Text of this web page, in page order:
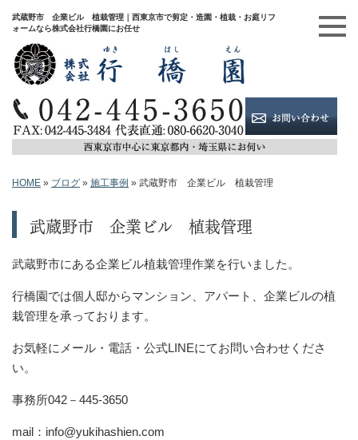
武蔵野市 企業ビル 植栽管理｜西東京市で剪定・造園・植栽・お庭リフ
ォームなら株式会社行橋園にお任せ
HOME » ブログ » 施工事例 » 武蔵野市 企業ビル 植栽管理
武蔵野市 企業ビル 植栽管理
武蔵野市にある企業ビル植栽管理作業を行いました。
行橋園では個人邸からマンション、アパート、企業ビルの植
栽管理を承っております。
お気軽にメール・電話・公式LINEにてお問い合わせくださ
い。
事務所042－445-3650
mail：info@yukihashien.com